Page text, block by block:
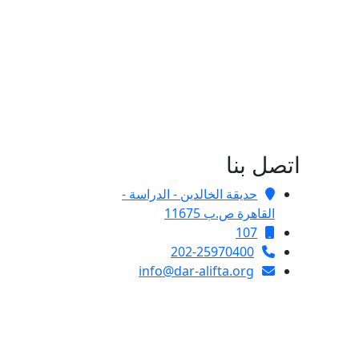
اتصل بنا
حديقة الخالدين - الدراسة -
القاهرة ص.ب 11675
107
202-25970400
info@dar-alifta.org